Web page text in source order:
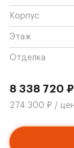
Корпус
Этаж
Отделка
8 338 720 ₽
274 300 ₽ /